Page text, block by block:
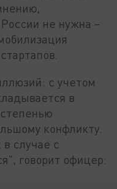
не нужна –
с учетом
в
конфликту.
случае с
говорит офицер: